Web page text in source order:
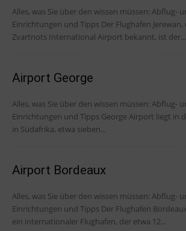
Alles, was Sie über den wissen müssen: Abflug- und Ankunftszeiten,
Einrichtungen und Tipps Der Flughafen Jerewan, offiziell als
Zvartnots International Airport bekannt, ist der...
Airport George
Alles, was Sie über den wissen müssen: Abflug- und Ankunftszeiten,
Einrichtungen und Tipps George Airport liegt in der Provinz Westkap
in Südafrika, etwa sieben...
Airport Bordeaux
Alles, was Sie über den wissen müssen: Abflug- und Ankunftszeiten,
Einrichtungen und Tipps Der Flughafen Bordeaux-Mérignac (BOD) ist
ein internationaler Flughafen, der etwa 12...